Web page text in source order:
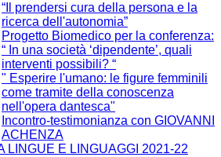
“Il prendersi cura della persona e la
ricerca dell'autonomia”
Progetto Biomedico per la conferenza:
“ In una società ‘dipendente’, quali
interventi possibili? “
" Esperire l'umano: le figure femminili
come tramite della conoscenza
nell'opera dantesca"
Incontro-testimonianza con GIOVANNI
ACHENZA
LINGUE E LINGUAGGI 2021-22